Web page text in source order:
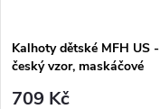
Kalhoty dětské MFH US -
český vzor, maskáčové
709 Kč